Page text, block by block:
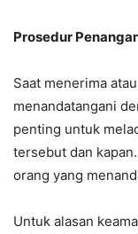
Prosedur
Saat menerima
menandatangani
penting untuk
tersebut dan
orang yang
Untuk alasan